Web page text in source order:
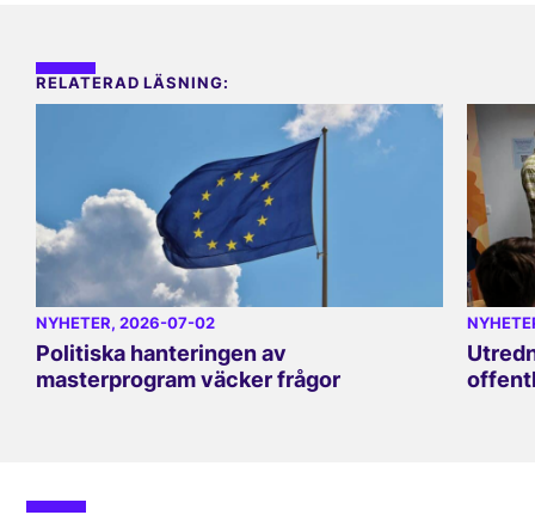
RELATERAD LÄSNING:
NYHETER, 2026-07-02
Politiska hanteringen av
masterprogram väcker frågor